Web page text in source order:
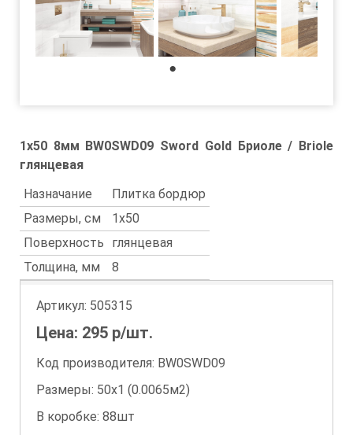
1x50 8мм BW0SWD09 Sword Gold Бриоле / Briole
глянцевая
Назначание
Плитка бордюр
Размеры, см
1x50
Поверхность
глянцевая
Толщина, мм
8
Артикул: 505315
Цена: 295 р/шт.
Код производителя: BW0SWD09
Размеры: 50х1 (0.0065м2)
В коробке: 88шт